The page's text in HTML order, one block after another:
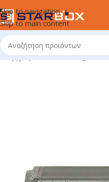
Skip to navigation
Skip to main content
Αρχική σελίδα/uncategorized